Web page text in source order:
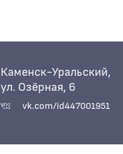
Каменск-Уральский,
ул. Озёрная, 6
vk.com/id447001951